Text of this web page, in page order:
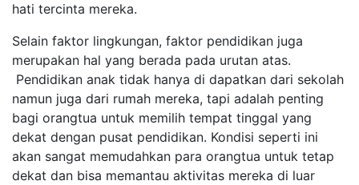
hati tercinta mereka.
Selain faktor lingkungan, faktor pendidikan juga
merupakan hal yang berada pada urutan atas.
Pendidikan anak tidak hanya di dapatkan dari sekolah
namun juga dari rumah mereka, tapi adalah penting
bagi orangtua untuk memilih tempat tinggal yang
dekat dengan pusat pendidikan. Kondisi seperti ini
akan sangat memudahkan para orangtua untuk tetap
dekat dan bisa memantau aktivitas mereka di luar